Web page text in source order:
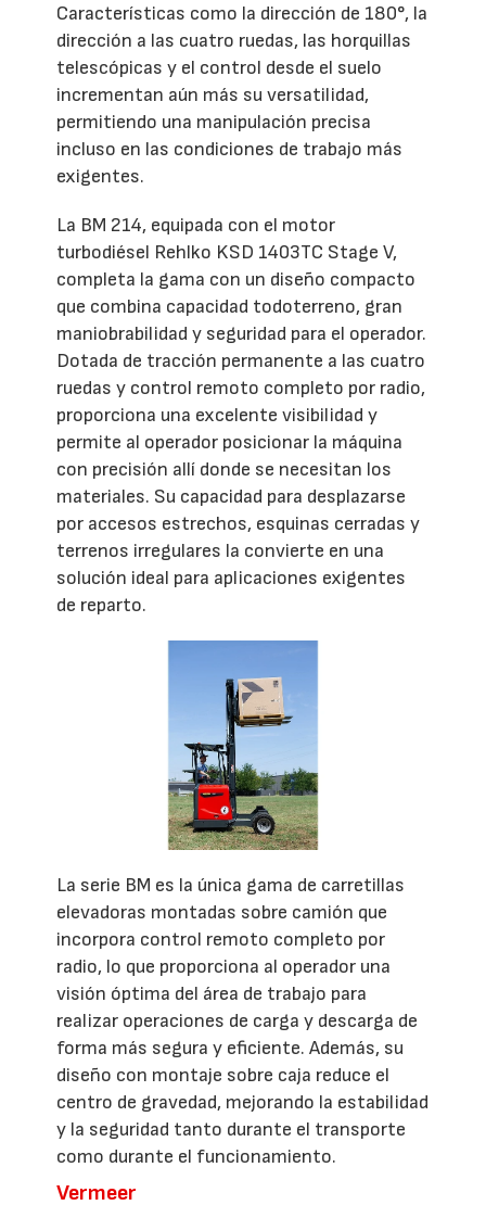
Características como la dirección de 180°, la
dirección a las cuatro ruedas, las horquillas
telescópicas y el control desde el suelo
incrementan aún más su versatilidad,
permitiendo una manipulación precisa
incluso en las condiciones de trabajo más
exigentes.
La BM 214, equipada con el motor
turbodiésel Rehlko KSD 1403TC Stage V,
completa la gama con un diseño compacto
que combina capacidad todoterreno, gran
maniobrabilidad y seguridad para el operador.
Dotada de tracción permanente a las cuatro
ruedas y control remoto completo por radio,
proporciona una excelente visibilidad y
permite al operador posicionar la máquina
con precisión allí donde se necesitan los
materiales. Su capacidad para desplazarse
por accesos estrechos, esquinas cerradas y
terrenos irregulares la convierte en una
solución ideal para aplicaciones exigentes
de reparto.
La serie BM es la única gama de carretillas
elevadoras montadas sobre camión que
incorpora control remoto completo por
radio, lo que proporciona al operador una
visión óptima del área de trabajo para
realizar operaciones de carga y descarga de
forma más segura y eficiente. Además, su
diseño con montaje sobre caja reduce el
centro de gravedad, mejorando la estabilidad
y la seguridad tanto durante el transporte
como durante el funcionamiento.
Vermeer